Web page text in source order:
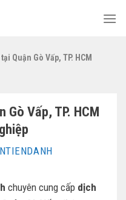
Quận Gò Vấp, TP. HCM
Gò Vấp, TP. HCM
chuyên cung cấp dịch